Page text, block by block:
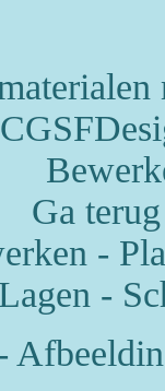
Ga
-
Lagen -